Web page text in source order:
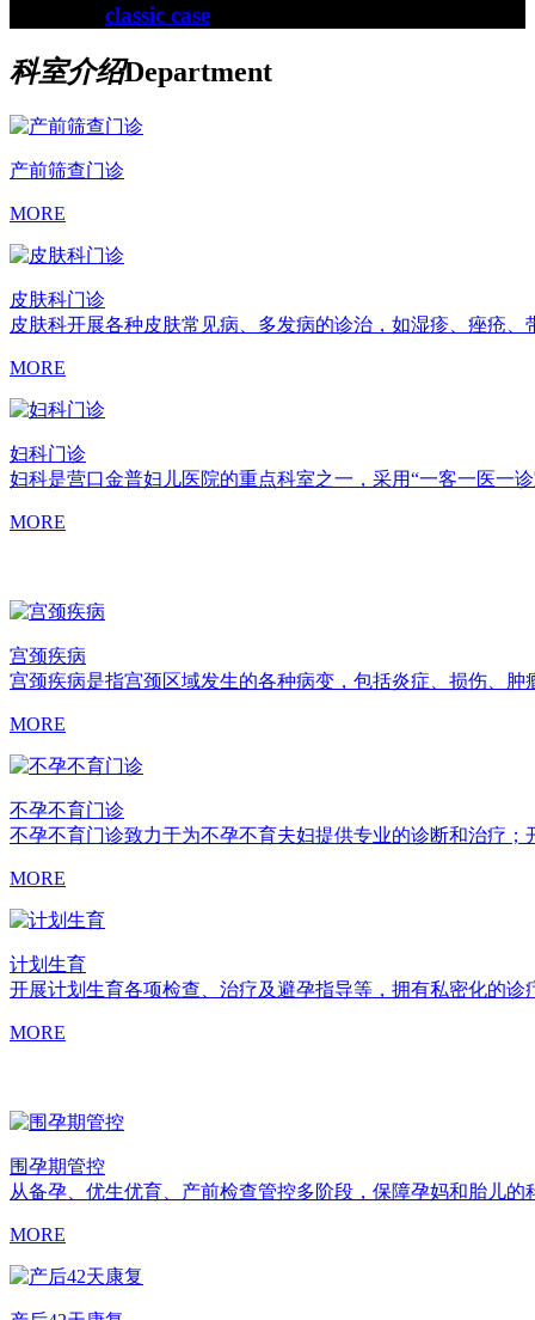
classic case
科室介绍Department
产前筛查门诊
MORE
皮肤科门诊
皮肤科开展各种皮肤常见病、多发病的诊治，如湿疹、痤疮
MORE
妇科门诊
妇科是营口金普妇儿医院的重点科室之一，采用“一客一医一
MORE
宫颈疾病
宫颈疾病是指宫颈区域发生的各种病变，包括炎症、损伤、
MORE
不孕不育门诊
不孕不育门诊致力于为不孕不育夫妇提供专业的诊断和治疗
MORE
计划生育
开展计划生育各项检查、治疗及避孕指导等，拥有私密化的
MORE
围孕期管控
从备孕、优生优育、产前检查管控多阶段，保障孕妈和胎儿
MORE